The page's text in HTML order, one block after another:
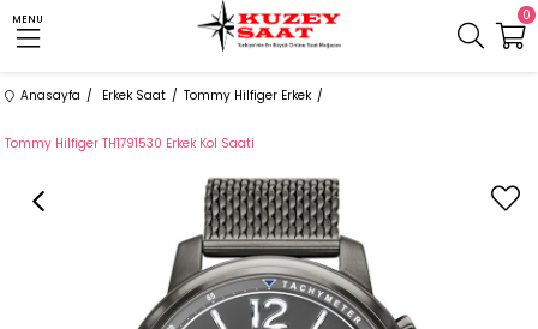
MENU 0
Anasayfa Erkek Saat Tommy Hilfiger Erkek
Tommy Hilfiger TH1791530 Erkek Kol Saati